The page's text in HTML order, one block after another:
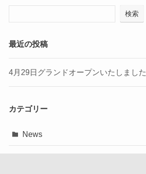
検索
最近の投稿
4月29日グランドオープンいたしました
カテゴリー
News